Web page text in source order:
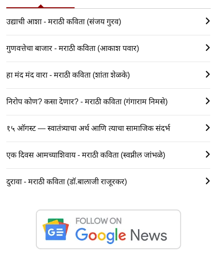
उद्याची आशा - मराठी कविता (संजय गुरव)
गुणवत्तेचा बाजार - मराठी कविता (आकाश पवार)
हा मंद मंद वारा - मराठी कविता (शांता शेळके)
निरोप कोण? कसा देणार? - मराठी कविता (गंगाराम निमसे)
१५ ऑगस्ट — स्वातंत्र्याचा अर्थ आणि त्याचा सामाजिक संदर्भ
एक दिवस आमच्याशिवाय - मराठी कविता (स्वप्नील जांभळे)
दुरावा - मराठी कविता (डॉ.बालाजी राजूरकर)